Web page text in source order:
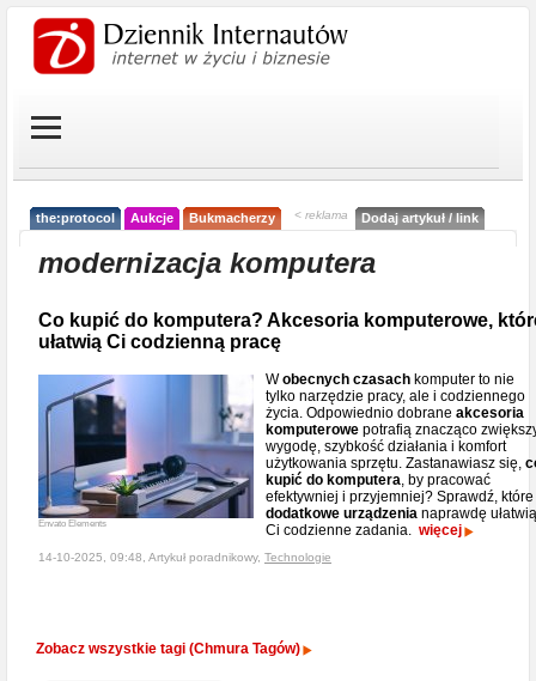
the:protocol Aukcje Bukmacherzy < reklama Dodaj artykuł / link
modernizacja komputera
Co kupić do komputera? Akcesoria komputerowe,
ułatwią Ci codzienną pracę
Envato Elements
Wobecnych czasach komputer to nie
tylko narzędzie pracy, ale i codziennego
życia. Odpowiednio dobrane akcesoria
komputerowe potrafią znacząco
wygodę, szybkość działania i komfort
użytkowania sprzętu. Zastanawiasz się,
kupić do komputera, by pracować
efektywniej i przyjemniej? Sprawdź, które
dodatkowe urządzenia naprawdę ułatwią
Ci codzienne zadania. więcej
14-10-2025, 09:48, Artykuł poradnikowy, Technologie
Zobacz wszystkie tagi (Chmura Tagów)